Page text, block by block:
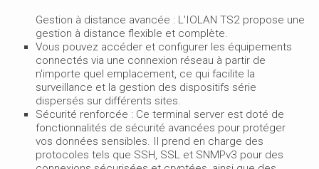
Gestion à distance avancée : L'IOLAN TS2 propose une
gestion à distance flexible et complète.
Vous pouvez accéder et configurer les équipements
connectés via une connexion réseau à partir de
n'importe quel emplacement, ce qui facilite la
surveillance et la gestion des dispositifs série
dispersés sur différents sites.
Sécurité renforcée : Ce terminal server est doté de
fonctionnalités de sécurité avancées pour protéger
vos données sensibles. Il prend en charge des
protocoles tels que SSH, SSL et SNMPv3 pour des